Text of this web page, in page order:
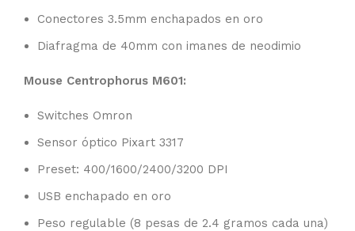
Conectores 3.5mm enchapados en oro
Diafragma de 40mm con imanes de neodimio
Mouse Centrophorus M601:
Switches Omron
Sensor óptico Pixart 3317
Preset: 400/1600/2400/3200 DPI
USB enchapado en oro
Peso regulable (8 pesas de 2.4 gramos cada una)